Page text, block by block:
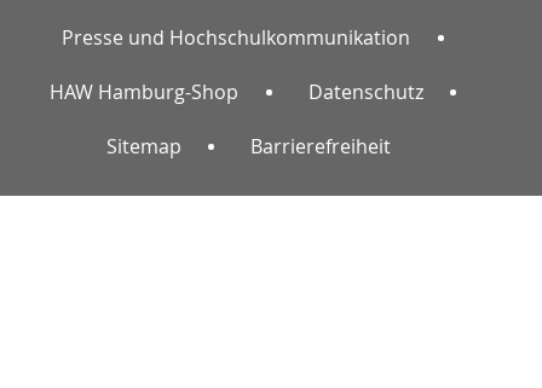
Presse und Hochschulkommunikation
HAW Hamburg-Shop Datenschutz
Sitemap Barrierefreiheit